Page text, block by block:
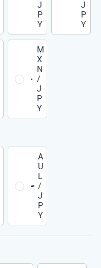
J
P
Y
J
P
Y
M
X
N
/
J
P
Y
A
U
L
/
J
P
Y